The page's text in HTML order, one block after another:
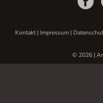
Kontakt| Impressum |
© 2026 |